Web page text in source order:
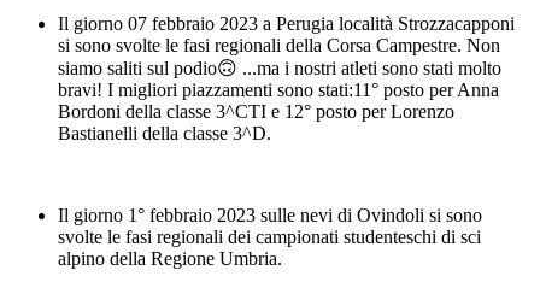
Il giorno 07 febbraio 2023 a Perugia località Strozzacapponi
si sono svolte le fasi regionali della Corsa Campestre. Non
siamo saliti sul podio🙃 ...ma i nostri atleti sono stati molto
bravi! I migliori piazzamenti sono stati:11° posto per Anna
Bordoni della classe 3^CTI e 12° posto per Lorenzo
Bastianelli della classe 3^D.
Il giorno 1° febbraio 2023 sulle nevi di Ovindoli si sono
svolte le fasi regionali dei campionati studenteschi di sci
alpino della Regione Umbria.